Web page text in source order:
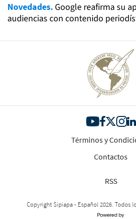
Novedades. Google reafirma su
audiencias con contenido
Términos y
Contactos
RSS
Copyright Sipiapa - Español 2026. Todos